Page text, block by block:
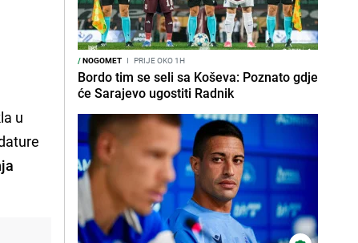
u
/NOGOMET I PRIJE OKO 1H
Bordo tim se seli sa Koševa: Poznato gdje
će Sarajevo ugostiti Radnik